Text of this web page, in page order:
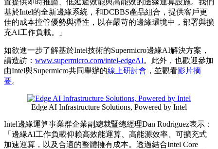
基於Intel的全新邊緣系統，和DCBBS產品組合，提供客戶更
佳的成本控管優勢與彈性，以在嚴苛的邊緣環境中，部署與擴
充AI工作負載。」
如欲進一步了解基於Intel技術的Supermicro邊緣AI解決方案，
請造訪： www.supermicro.com/intel-edgeAI。此外，也歡迎參加
由Intel與Supermicro共同舉辦的線上研討會 ，並觀看影片摘
要。
Edge AI Infrastructure Solutions, Powered by Intel
Intel邊緣運算事業群企業副總裁暨總經理Dan Rodriguez表示：
「邊緣AI工作負載仰賴高效能運算、高能源效率、可擴充式
加速運算，以及合適的整體擁有成本。透過結合Intel Core